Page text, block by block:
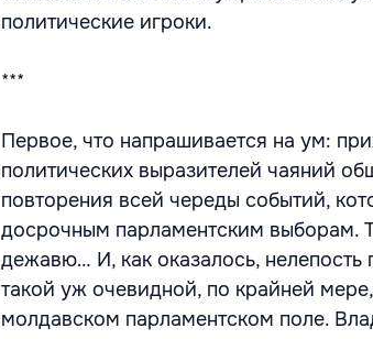
политические игроки.
***
Первое, что напрашивается на ум:
политических выразителей чаяний
повторения всей череды событий,
досрочным парламентским выборам.
дежавю… И, как оказалось,
такой уж очевидной, по крайней
молдавском парламентском поле.